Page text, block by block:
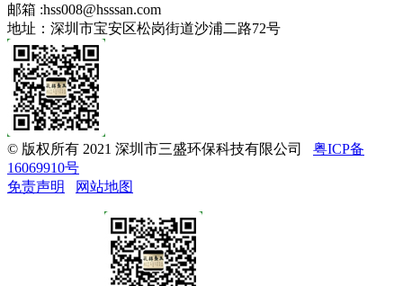
邮箱 :hss008@hsssan.com
地址：深圳市宝安区松岗街道沙浦二路72号
© 版权所有 2021 深圳市三盛环保科技有限公司 粤ICP备
16069910号
免责声明
网站地图